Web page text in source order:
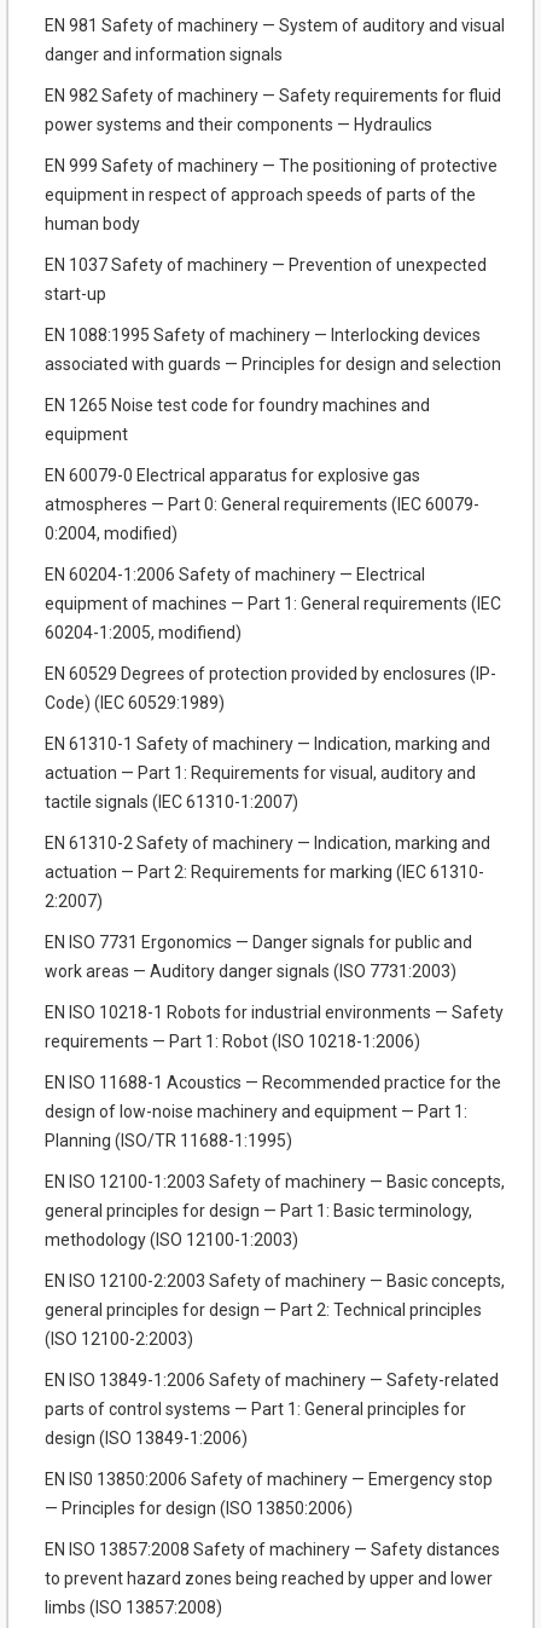
EN 981 Safety of machinery — System of auditory and visual
danger and information signals
EN 982 Safety of machinery — Safety requirements for fluid
power systems and their components — Hydraulics
EN 999 Safety of machinery — The positioning of protective
equipment in respect of approach speeds of parts of the
human body
EN 1037 Safety of machinery — Prevention of unexpected
start-up
EN 1088:1995 Safety of machinery — Interlocking devices
associated with guards — Principles for design and selection
EN 1265 Noise test code for foundry machines and
equipment
EN 60079-0 Electrical apparatus for explosive gas
atmospheres — Part 0: General requirements (IEC 60079-
0:2004, modified)
EN 60204-1:2006 Safety of machinery — Electrical
equipment of machines — Part 1: General requirements (IEC
60204-1:2005, modifiend)
EN 60529 Degrees of protection provided by enclosures (IP-
Code) (IEC 60529:1989)
EN 61310-1 Safety of machinery — Indication, marking and
actuation — Part 1: Requirements for visual, auditory and
tactile signals (IEC 61310-1:2007)
EN 61310-2 Safety of machinery — Indication, marking and
actuation — Part 2: Requirements for marking (IEC 61310-
2:2007)
EN ISO 7731 Ergonomics — Danger signals for public and
work areas — Auditory danger signals (ISO 7731:2003)
EN ISO 10218-1 Robots for industrial environments — Safety
requirements — Part 1: Robot (ISO 10218-1:2006)
EN ISO 11688-1 Acoustics — Recommended practice for the
design of low-noise machinery and equipment — Part 1:
Planning (ISO/TR 11688-1:1995)
EN ISO 12100-1:2003 Safety of machinery — Basic concepts,
general principles for design — Part 1: Basic terminology,
methodology (ISO 12100-1:2003)
EN ISO 12100-2:2003 Safety of machinery — Basic concepts,
general principles for design — Part 2: Technical principles
(ISO 12100-2:2003)
EN ISO 13849-1:2006 Safety of machinery — Safety-related
parts of control systems — Part 1: General principles for
design (ISO 13849-1:2006)
EN IS0 13850:2006 Safety of machinery — Emergency stop
— Principles for design (ISO 13850:2006)
EN ISO 13857:2008 Safety of machinery — Safety distances
to prevent hazard zones being reached by upper and lower
limbs (ISO 13857:2008)